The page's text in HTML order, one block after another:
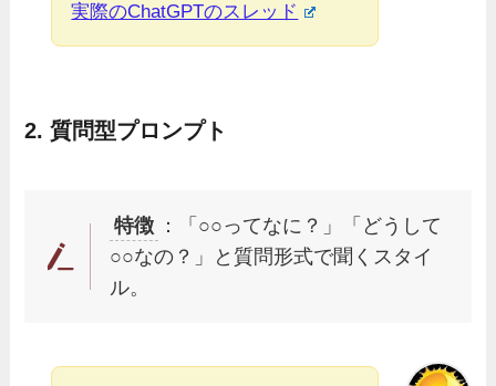
実際のChatGPTのスレッド
2.質問型プロンプト
特徴
：「○○ってなに？」「どうして
○○なの？」と質問形式で聞くスタイ
ル。